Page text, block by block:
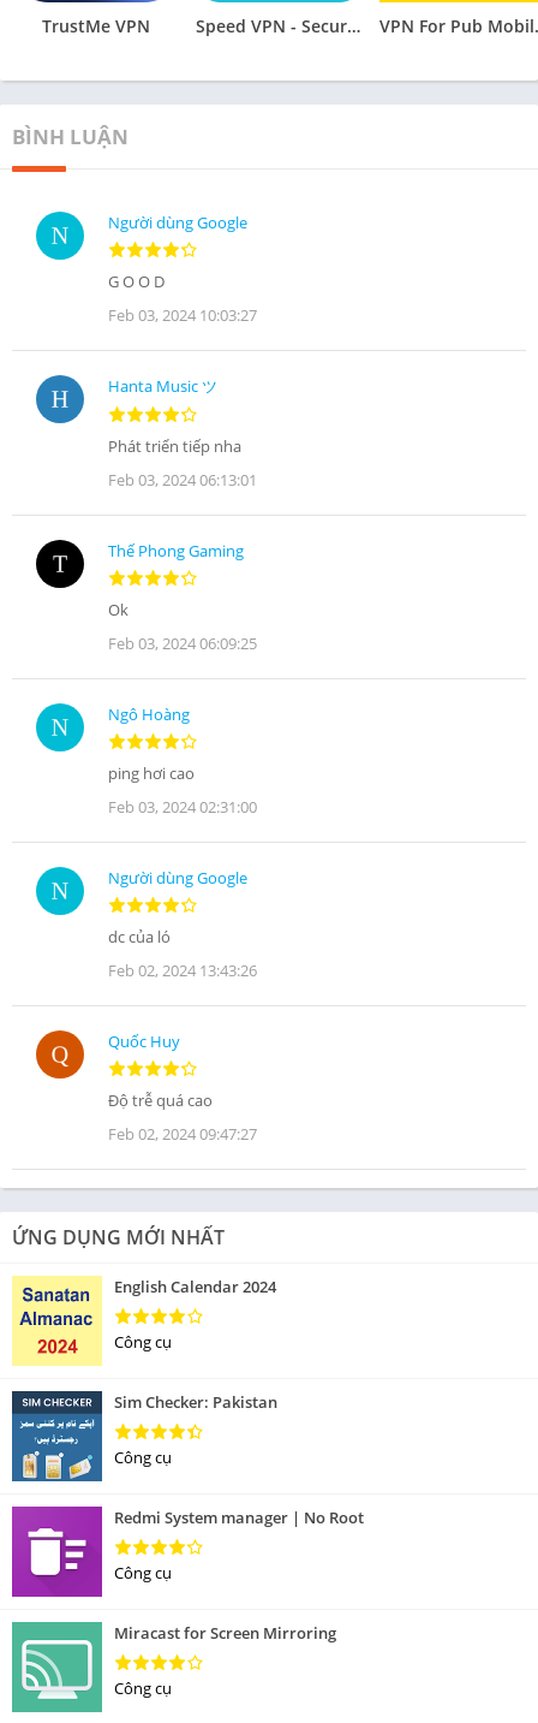
TrustMe VPN Speed VPN - Secure VPN Proxy
BÌNH LUẬN
Người dùng Google
G O O D
Feb 03, 2024 10:03:27
Hanta Music ツ
Phát triển tiếp nha
Feb 03, 2024 06:13:01
Thế Phong Gaming
Ok
Feb 03, 2024 06:09:25
Ngô Hoàng
ping hơi cao
Feb 03, 2024 02:31:00
Người dùng Google
dc của ló
Feb 02, 2024 13:43:26
Quốc Huy
Độ trễ quá cao
Feb 02, 2024 09:47:27
ỨNG DỤNG MỚI NHẤT
English Calendar 2024
Công cụ
Sim Checker: Pakistan
Công cụ
Redmi System manager | No Root
Công cụ
Miracast for Screen Mirroring
Công cụ